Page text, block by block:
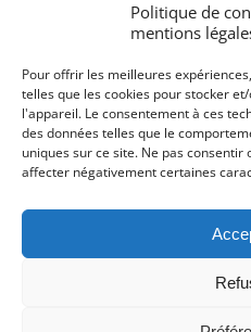
Politique de
mentions
Pour offrir les meilleures
telles que les cookies pour stocker
l'appareil. Le consentement à ces
des données telles que le
uniques sur ce site. Ne pas
affecter négativement certaines
Représentation